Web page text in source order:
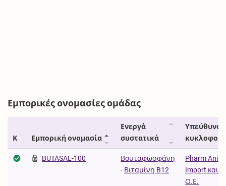
Εμπορικές ονομασίες ομάδας
Κ Εμπορική ονομασία
Ενεργά
συστατικά
Υπεύθυνος
BUTASAL-100
Βουταφωσφάνη
- Βιταμίνη B12
Pharm
Import και
Ο.Ε.